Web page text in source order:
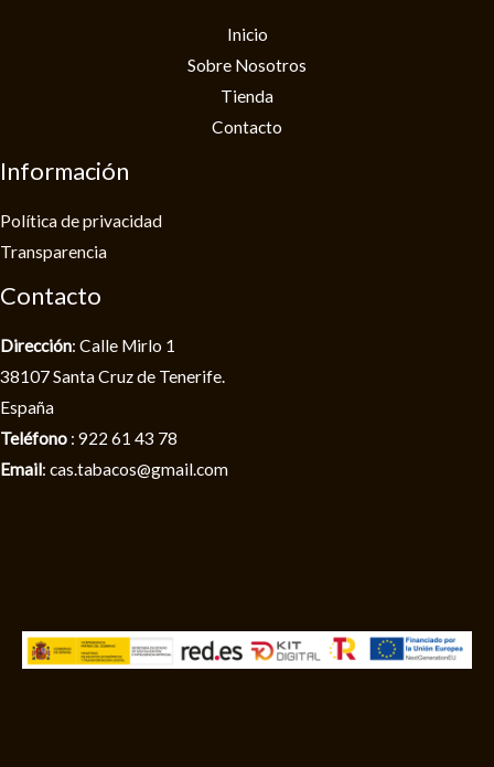
Inicio
Sobre Nosotros
Tienda
Contacto
Información
Política de privacidad​
Transparencia
Contacto
Dirección: Calle Mirlo 1
38107 Santa Cruz de Tenerife.
España
Teléfono : 922 61 43 78
Email: cas.tabacos@gmail.com